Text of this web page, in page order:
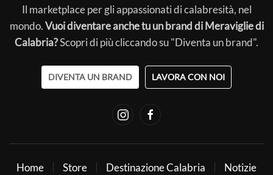
Il marketplace per gli appassionati di calabresità, nel
mondo.Vuoi diventare anche tu un brand di Meraviglie di
Calabria?Scopri di più cliccando su "Diventa un brand".
DIVENTA UN BRAND LAVORA CON NOI
Home Store Destinazione Calabria
Notizie